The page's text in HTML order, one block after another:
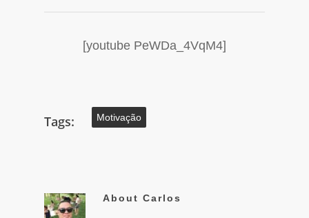
[youtube PeWDa_4VqM4]
Tags: Motivação
About Carlos